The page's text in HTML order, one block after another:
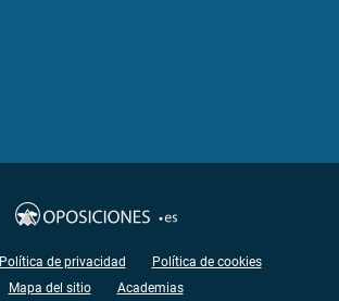
Política de privacidad
Política de cookies
Mapa del sitio
Academias